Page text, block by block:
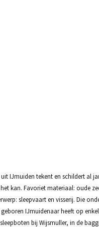
uit IJmuiden tekent en schildert al
kan. Favoriet materiaal: oude
sleepvaart en visserij. Die
geboren IJmuidenaar heeft op
bij Wijsmuller, in de